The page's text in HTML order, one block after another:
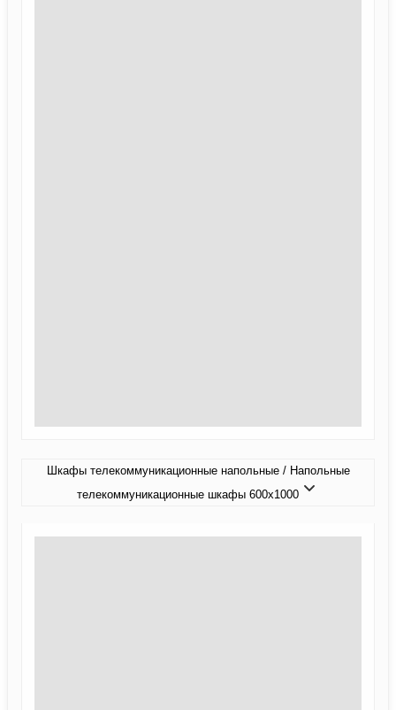
Шкафы телекоммуникационные напольные / Напольные
телекоммуникационные шкафы 600x1000